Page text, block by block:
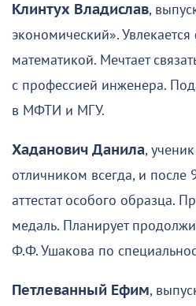
Клинтух Владислав,
экономический».
математикой. Мечтает
с профессией инженера.
в МФТИ и МГУ.
Хаданович Данила,
отличником всегда, и после
аттестат особого образца.
медаль. Планирует
Ф.Ф. Ушакова по
Петлеванный Ефим,